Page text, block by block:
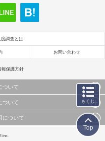
調査とは
お問い合わせ
報保護方針
ついて
ト、画像データ等）及びこれらの配置・
の二次利用を行うことは固く禁じており
ついて
者が提出された見解・感想です。
上でご覧ください。
について
せたコンテンツや広告の表示、ソーシャル
inc.
もくじ
Top